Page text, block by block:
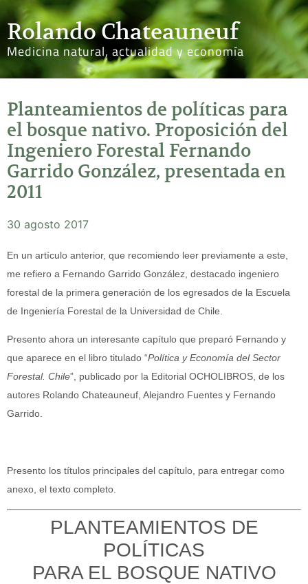
Rolando Chateauneuf
Medicina natural, actualidad y economía
Planteamientos de políticas para
el bosque nativo. Proposición del
Ingeniero Forestal Fernando
Garrido González, presentada en
2011
30 agosto 2017
En un artículo anterior, que recomiendo leer previamente a este,
me refiero a Fernando Garrido González, destacado ingeniero
forestal de la primera generación de los egresados de la Escuela
de Ingeniería Forestal de la Universidad de Chile.
Presento ahora un interesante capítulo que preparó Fernando y
que aparece en el libro titulado “Política y Economía del Sector
Forestal. Chile”, publicado por la Editorial OCHOLIBROS, de los
autores Rolando Chateauneuf, Alejandro Fuentes y Fernando
Garrido.
Presento los títulos principales del capítulo, para entregar como
anexo, el texto completo.
PLANTEAMIENTOS DE
POLÍTICAS
PARA EL BOSQUE NATIVO